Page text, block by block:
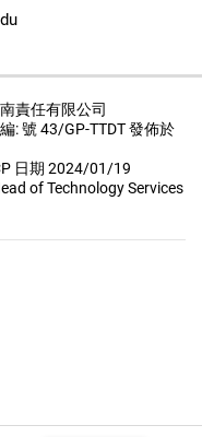
責任有限公司
: 號 43/GP-TTDT 發佈於
日期 2024/01/19
of Technology Services